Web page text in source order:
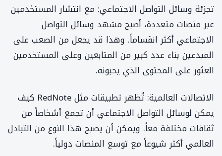
تجزئة وسائل التواصل الاجتماعي: مع انتشار المستخدمين
عبر منصات متعددة، أصبح مشهد وسائل التواصل
الاجتماعي أكثر انقساماً. وهذا قد يجعل من الصعب على
المبدعين بناء عدد كبير من المتابعين وعلى المستخدمين
العثور على المحتوى الذي يحبونه.
الاتصالات العالمية: تُظهر تطبيقات مثل RedNote كيف
يمكن لوسائل التواصل الاجتماعي أن تجمع أشخاصاً من
ثقافات مختلفة معاً. ويمكن أن يصبح هذا النوع من التبادل
العالمي أكثر شيوعاً مع توسع المنصات دولياً.